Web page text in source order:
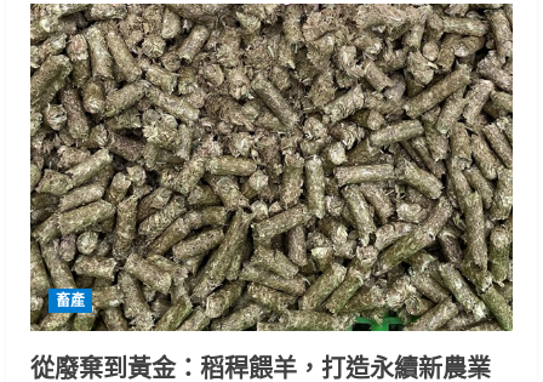
方
位
種
禽
智
慧
方
案
畜
產
試
驗
所
水
禽
產
業
數
位
化
與
友
畜產
從廢棄到黃金：稻稈餵羊，打造永續新農業